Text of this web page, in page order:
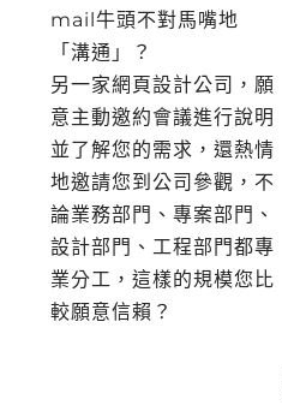
mail牛頭不對馬嘴地
「溝通」？
另一家網頁設計公司，願
意主動邀約會議進行說明
並了解您的需求，還熱情
地邀請您到公司參觀，不
論業務部門、專案部門、
設計部門、工程部門都專
業分工，這樣的規模您比
較願意信賴？